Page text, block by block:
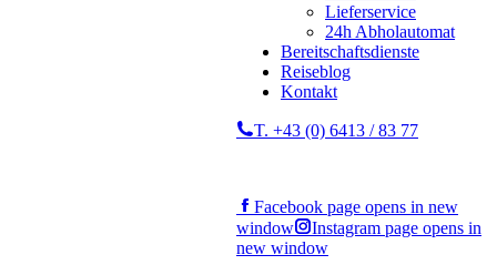
Lieferservice
24h Abholautomat
Bereitschaftsdienste
Reiseblog
Kontakt
T. +43 (0) 6413 / 83 77
Facebook page opens in new
window
Instagram page opens in
new window